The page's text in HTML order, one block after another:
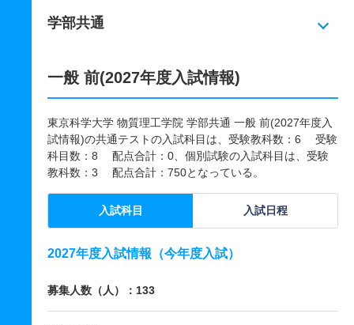
学部共通
一般 前(2027年度入試情報)
東京科学大学 物質理工学院 学部共通 一般 前(2027年度入
試情報)の共通テストの入試科目は、受験教科数：6 受験
科目数：8 配点合計：0、個別試験の入試科目は、受験
教科数：3 配点合計：750となっている。
入試科目 入試日程
2027年度入試情報（今年度入試）
募集人数（人）：133